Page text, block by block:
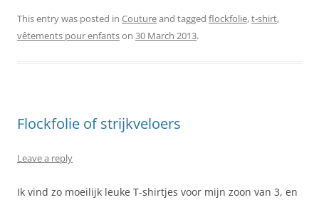
This entry was posted in Coutureand tagged flockfolie,t-shirt,
vêtements pour enfantson 30 March 2013.
Flockfolie of strijkveloers
Leave a reply
Ik vind zo moeilijk leuke T-shirtjes voor mijn zoon van 3, en